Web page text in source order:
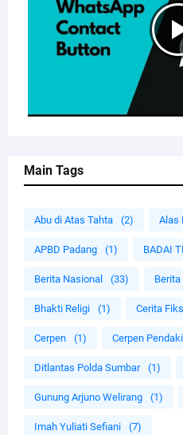
Main Tags
Abu di Atas Tahta (2) Alas
APBD Padang (1) BADAI
Berita Nasional (33)
Bhakti Religi (1) Cerita
Cerpen (1) Cerpen
Ditlantas Polda Sumbar (1)
Gunung Arjuno Welirang (1)
Imah Yuliati Sefiani (7)